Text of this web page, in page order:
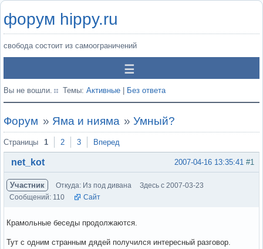
форум hippy.ru
свобода состоит из самоограничений
Вы не вошли. Темы: Активные Без ответа
Форум » Яма и нияма »Умный?
Страницы 1 2 3 Вперед
#1
2007-04-16 13:35:41
net_kot
Участник Откуда: Из под дивана
Здесь с 2007-03-23
Сообщений: 110
Сайт
Крамольные беседы продолжаются.
Тут с одним странным дядей получился интересный разговор.